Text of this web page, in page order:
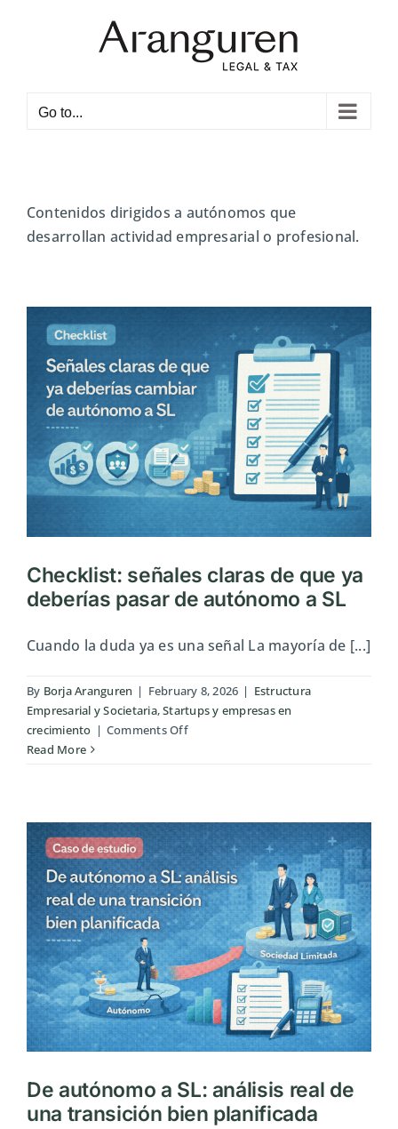
Open toolbar
Go to...
Contenidos dirigidos a autónomos que
desarrollan actividad empresarial o profesional.
Checklist: señales claras de que ya
deberías pasar de autónomo a SL
Cuando la duda ya es una señal La mayoría de [...]
By Borja Aranguren | February 8, 2026 | Estructura
Empresarial y Societaria,Startups y empresas en
crecimiento | Comments Offon
que
ya
deberías
pasar
de
autónomo
a
SL
Read More
De autónomo a SL: análisis real de
una transición bien planificada